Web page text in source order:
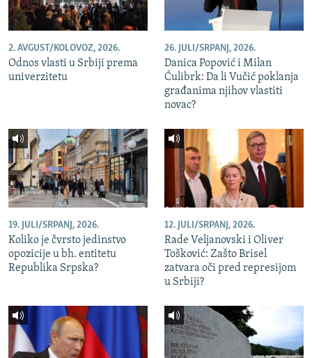
2. AVGUST/KOLOVOZ, 2026.
Odnos vlasti u Srbiji prema
univerzitetu
26. JULI/SRPANJ, 2026.
Danica Popović i Milan
Ćulibrk: Da li Vučić poklanja
građanima njihov vlastiti
novac?
19. JULI/SRPANJ, 2026.
Koliko je čvrsto jedinstvo
opozicije u bh. entitetu
Republika Srpska?
12. JULI/SRPANJ, 2026.
Rade Veljanovski i Oliver
Tošković: Zašto Brisel
zatvara oči pred represijom
u Srbiji?